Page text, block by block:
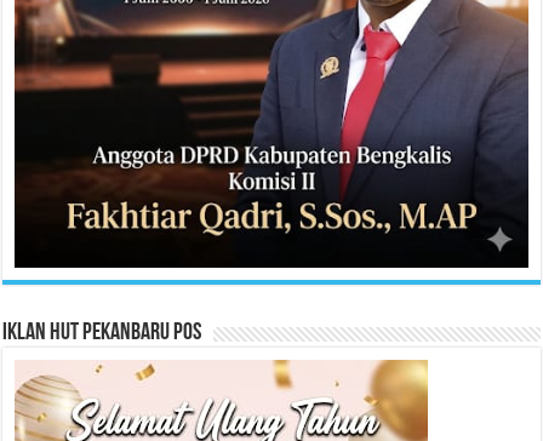
Iklan HUT Pekanbaru Pos